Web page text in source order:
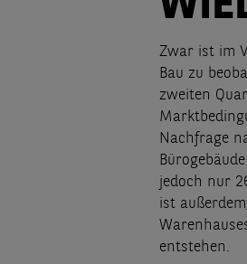
Zwar ist im
Bau zu
zweiten
Nachfrage
jedoch nur
ist
entstehen.